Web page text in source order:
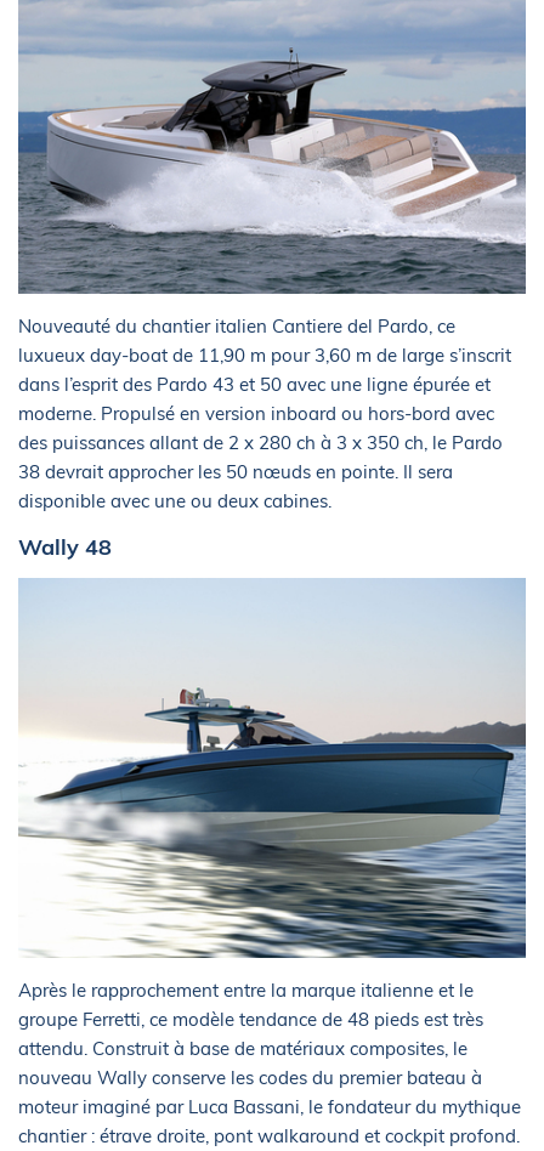
Nouveauté du chantier italien Cantiere del Pardo, ce
luxueux day-boat de 11,90 m pour 3,60 m de large s’inscrit
dans l’esprit des Pardo 43 et 50 avec une ligne épurée et
moderne. Propulsé en version inboard ou hors-bord avec
des puissances allant de 2 x 280 ch à 3 x 350 ch, le Pardo
38 devrait approcher les 50 nœuds en pointe. Il sera
disponible avec une ou deux cabines.
Wally 48
Après le rapprochement entre la marque italienne et le
groupe Ferretti, ce modèle tendance de 48 pieds est très
attendu. Construit à base de matériaux composites, le
nouveau Wally conserve les codes du premier bateau à
moteur imaginé par Luca Bassani, le fondateur du mythique
chantier : étrave droite, pont walkaround et cockpit profond.